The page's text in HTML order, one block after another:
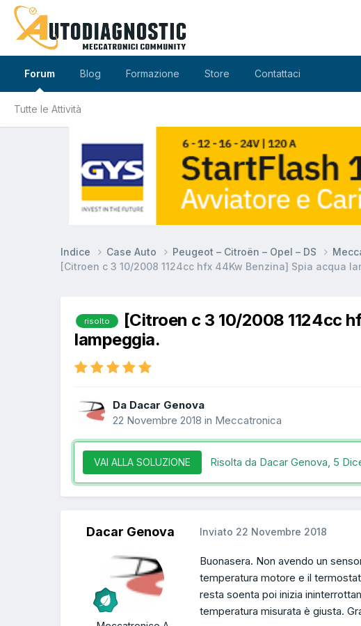
Forum
Tutte le Attività
Blog Formazione Store Contattaci
Indice Case Auto Peugeot – Citroën – Opel – DS
[Citroen c 3 10/2008 1124cc hfx 44Kw Benzina] Spia acqua
risolto
[Citroen c 3 10/2008 1124cc
lampeggia.
Da Dacar Genova
22 Novembre 2018 in Meccatronica
VAI ALLA SOLUZIONE Risolta da Dacar Genova, 5
Dacar Genova Inviato 22 Novembre 2018
Buonasera. Non avendo un
temperatura motore e il
resta soenta poi inizia
temperatura misurata è giusta.